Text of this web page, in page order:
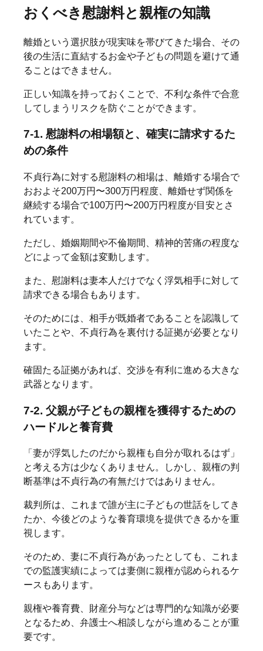
おくべき慰謝料と親権の知識
離婚という選択肢が現実味を帯びてきた場合、その
後の生活に直結するお金や子どもの問題を避けて通
ることはできません。
正しい知識を持っておくことで、不利な条件で合意
してしまうリスクを防ぐことができます。
7-1. 慰謝料の相場額と、確実に請求するた
めの条件
不貞行為に対する慰謝料の相場は、離婚する場合で
おおよそ200万円〜300万円程度、離婚せず関係を
継続する場合で100万円〜200万円程度が目安とさ
れています。
ただし、婚姻期間や不倫期間、精神的苦痛の程度な
どによって金額は変動します。
また、慰謝料は妻本人だけでなく浮気相手に対して
請求できる場合もあります。
そのためには、相手が既婚者であることを認識して
いたことや、不貞行為を裏付ける証拠が必要となり
ます。
確固たる証拠があれば、交渉を有利に進める大きな
武器となります。
7-2. 父親が子どもの親権を獲得するための
ハードルと養育費
「妻が浮気したのだから親権も自分が取れるはず」
と考える方は少なくありません。しかし、親権の判
断基準は不貞行為の有無だけではありません。
裁判所は、これまで誰が主に子どもの世話をしてき
たか、今後どのような養育環境を提供できるかを重
視します。
そのため、妻に不貞行為があったとしても、これま
での監護実績によっては妻側に親権が認められるケ
ースもあります。
親権や養育費、財産分与などは専門的な知識が必要
となるため、弁護士へ相談しながら進めることが重
要です。